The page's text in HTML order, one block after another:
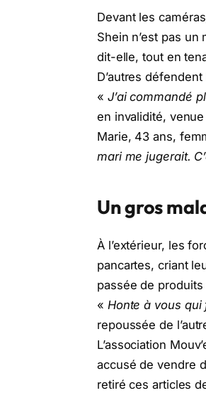
Devant les
Shein n’est pas
dit-elle, tout en
D’autres
« J’ai commandé
en invalidité,
Marie, 43 ans,
mari me jugerait.
Un gros
À l’extérieur, les
pancartes, criant
passée de
« Honte à vous
repoussée de
L’association
accusé de vendre
retiré ces articles